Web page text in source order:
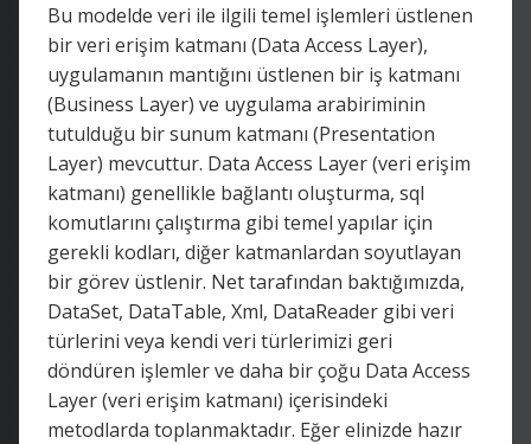
Bu modelde veri ile ilgili temel işlemleri üstlenen
bir veri erişim katmanı (Data Access Layer),
uygulamanın mantığını üstlenen bir iş katmanı
(Business Layer) ve uygulama arabiriminin
tutulduğu bir sunum katmanı (Presentation
Layer) mevcuttur. Data Access Layer (veri erişim
katmanı) genellikle bağlantı oluşturma, sql
komutlarını çalıştırma gibi temel yapılar için
gerekli kodları, diğer katmanlardan soyutlayan
bir görev üstlenir. Net tarafından baktığımızda,
DataSet, DataTable, Xml, DataReader gibi veri
türlerini veya kendi veri türlerimizi geri
döndüren işlemler ve daha bir çoğu Data Access
Layer (veri erişim katmanı) içerisindeki
metodlarda toplanmaktadır. Eğer elinizde hazır